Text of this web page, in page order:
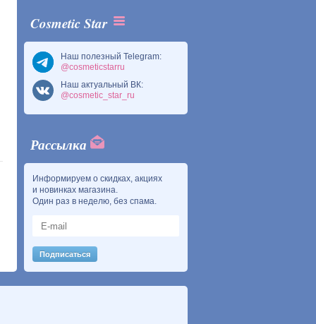
Cosmetic Star
Наш полезный Telegram:
@cosmeticstarru
Наш актуальный ВК:
@cosmetic_star_ru
Рассылка
Информируем о скидках, акциях
и новинках магазина.
Один раз в неделю, без спама.